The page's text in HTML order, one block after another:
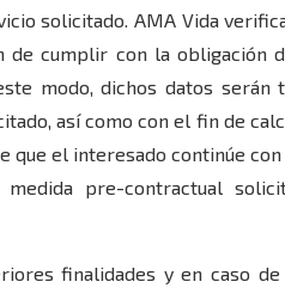
solicitado. AMA Vida
de cumplir con la obligación
modo, dichos datos
así como con el fin de
que el interesado continúe
pre-contractual
finalidades y en caso